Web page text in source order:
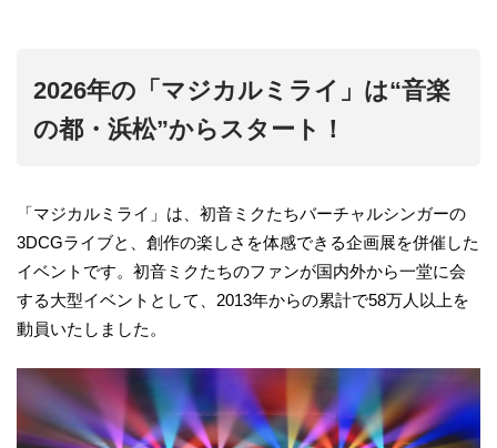
2026年の「マジカルミライ」は“音楽
の都・浜松”からスタート！
「マジカルミライ」は、初音ミクたちバーチャルシンガーの
3DCGライブと、創作の楽しさを体感できる企画展を併催した
イベントです。初音ミクたちのファンが国内外から一堂に会
する大型イベントとして、2013年からの累計で58万人以上を
動員いたしました。